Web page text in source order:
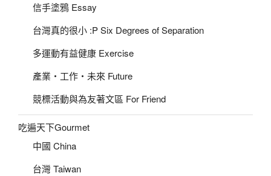
信手塗鴉 Essay
台灣真的很小 :P Six Degrees of Separation
多運動有益健康 Exercise
產業‧工作‧未來 Future
競標活動與為友著文區 For Friend
吃遍天下Gourmet
中國 China
台灣 Taiwan